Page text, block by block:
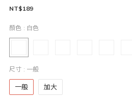
NT$189
顏色 : 白色
尺寸 : 一般
一般 加大